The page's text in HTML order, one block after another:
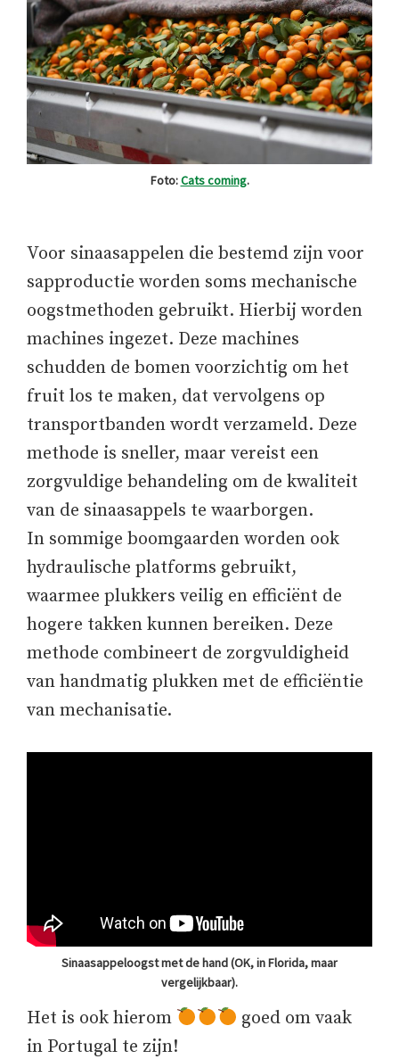
Foto:Cats coming.
Voor sinaasappelen die bestemd zijn voor
sapproductie worden soms mechanische
oogstmethoden gebruikt. Hierbij worden
machines ingezet. Deze machines
schudden de bomen voorzichtig om het
fruit los te maken, dat vervolgens op
transportbanden wordt verzameld. Deze
methode is sneller, maar vereist een
zorgvuldige behandeling om de kwaliteit
van de sinaasappels te waarborgen.
In sommige boomgaarden worden ook
hydraulische platforms gebruikt,
waarmee plukkers veilig en efficiënt de
hogere takken kunnen bereiken. Deze
methode combineert de zorgvuldigheid
van handmatig plukken met de efficiëntie
van mechanisatie.
Sinaasappeloogst met de hand (OK, in Florida, maar
vergelijkbaar).
Het is ook hierom
goed om vaak
in Portugal te zijn!